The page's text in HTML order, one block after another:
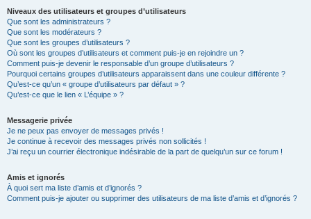
Niveaux des utilisateurs et groupes d’utilisateurs
Que sont les administrateurs ?
Que sont les modérateurs ?
Que sont les groupes d’utilisateurs ?
Où sont les groupes d’utilisateurs et comment puis-je en rejoindre un ?
Comment puis-je devenir le responsable d’un groupe d’utilisateurs ?
Pourquoi certains groupes d’utilisateurs apparaissent dans une couleur différente ?
Qu’est-ce qu’un « groupe d’utilisateurs par défaut » ?
Qu’est-ce que le lien « L’équipe » ?
Messagerie privée
Je ne peux pas envoyer de messages privés !
Je continue à recevoir des messages privés non sollicités !
J’ai reçu un courrier électronique indésirable de la part de quelqu’un sur ce forum !
Amis et ignorés
À quoi sert ma liste d’amis et d’ignorés ?
Comment puis-je ajouter ou supprimer des utilisateurs de ma liste d’amis et d’ignorés ?